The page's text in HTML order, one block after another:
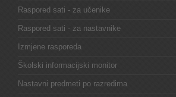
Raspored sati - za učenike
Raspored sati - za nastavnike
Izmjene rasporeda
Školski informacijski monitor
Nastavni predmeti po razredima